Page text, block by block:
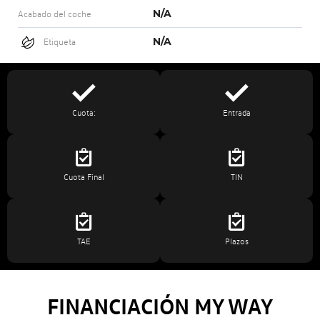
Acabado del coche N/A
Etiqueta N/A
Cuota: Entrada
Cuota Final TIN
TAE Plazos
FINANCIACIÓN MY WAY